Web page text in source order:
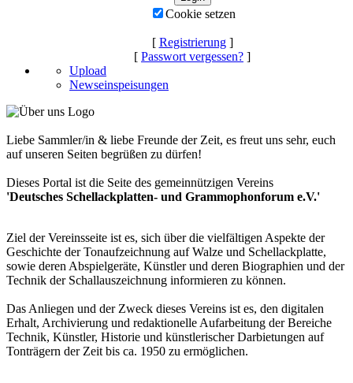
Cookie setzen
[ Registrierung]
[ Passwort vergessen? ]
Upload
Newseinspeisungen
Liebe Sammler/in & liebe Freunde der Zeit, es freut uns sehr, euch
auf unseren Seiten begrüßen zu dürfen!
Dieses Portal ist die Seite des gemeinnützigen Vereins
'Deutsches Schellackplatten- und Grammophonforum e.V.'
Ziel der Vereinsseite ist es, sich über die vielfältigen Aspekte der
Geschichte der Tonaufzeichnung auf Walze und Schellackplatte,
sowie deren Abspielgeräte, Künstler und deren Biographien und der
Technik der Schallauszeichnung informieren zu können.
Das Anliegen und der Zweck dieses Vereins ist es, den digitalen
Erhalt, Archivierung und redaktionelle Aufarbeitung der Bereiche
Technik, Künstler, Historie und künstlerischer Darbietungen auf
Tonträgern der Zeit bis ca. 1950 zu ermöglichen.